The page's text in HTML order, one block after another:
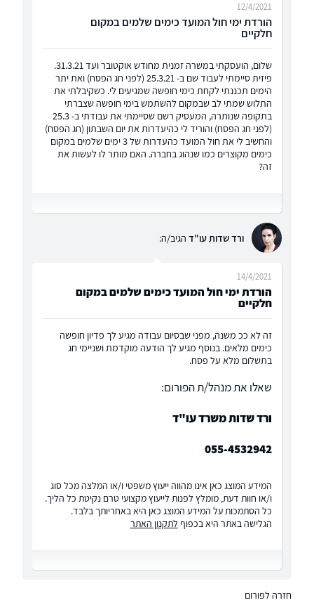
הורדת ימי חול המועד כימים שלמים במקום
חלקיים
12/4/2021
שלום, הועסקתי במשרה זמנית מחודש אוקטובר ועד 31.3.21.
פיזית סיימתי לעבוד שם ב- 25.3.21 (לפני חג הפסח) ואת יתר
הימים תכננתי לקחת כימי חופשה שמגיעים לי. כשקיבלתי את
התלוש שמתי לב שבמקום להשתמש בימי חופשה שצברתי
בתקופה שנותרה, המעסיק רשם שסיימתי את עבודתי ב- 25.3
(לפני חג הפסח) והוריד לי כהיעדרות את יום השבתון (חג הפסח)
והחשיב לי את חול המועד כהעדרות של 3 ימים שלמים במקום
כימים מקוצרים כמו שנהוג בחברה. האם מותר לו לעשות את
זה?
ורד שדות עו"ד הגיב/ה:
הורדת ימי חול המועד כימים שלמים במקום
חלקיים
14/4/2021
זה לא ככ משנה, מפני שבסיום עבודה מגיע לך פדיון חופשה
כימים מלאים. בנוסף מגיע לך הודעה מוקדמת ושניימי חג
בתשלום מלא על פסח.
שאלו את מנהל/ת הפורום:
ורד שדות משרד עו"ד
055-4532942
המידע המוצג כאן אינו מהווה ייעוץ משפטי ו/או המלצה מכל סוג
ו/או חוות דעת, מומלץ לפנות לייעוץ מקצועי טרם נקיטת כל הליך.
כל הסתמכות על המידע המוצג כאן היא באחריותך בלבד.
הגלישה באתר היא בכפוף לתקנון האתר
חזרה לפורום